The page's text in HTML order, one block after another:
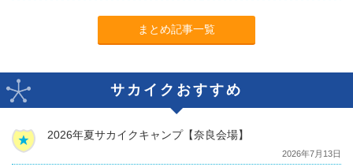
まとめ記事一覧
サカイクおすすめ
2026年夏サカイクキャンプ【奈良会場】
2026年7月13日